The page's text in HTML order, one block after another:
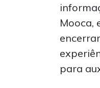
Mooca,
para